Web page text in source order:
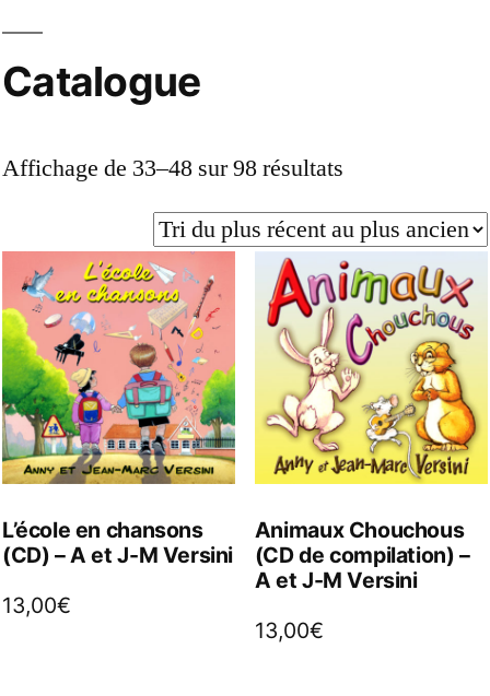
Catalogue
Affichage de 33–48 sur 98 résultats
L’école en chansons
(CD) – A et J-M Versini
13,00€
Animaux Chouchous
(CD de compilation) –
A et J-M Versini
13,00€